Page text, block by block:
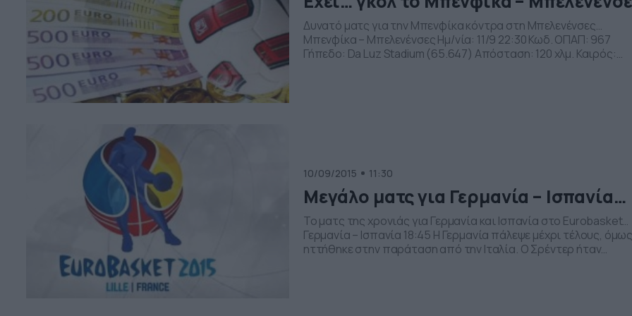
Δυνατό ματς για την Μπενφίκα κόντρα στη Μπελενένσες…
Μπενφίκα – Μπελενένσες Ημ/νία: 11/9 22:30 Κωδ. ΟΠΑΠ: 967
Γήπεδο: Da Luz Stadium (65.647) Απόσταση: 120 χλμ. Καιρός:
10/09/2015 11:30
Μεγάλο ματς για Γερμανία – Ισπανία…
Το ματς της χρονιάς για Γερμανία και Ισπανία στο Eurobasket…
Γερμανία – Ισπανία 18:45 Η Γερμανία πάλεψε μέχρι τέλους, όμως
ηττήθηκε στην παράταση από την Ιταλία. Ο Σρέντερ ήταν